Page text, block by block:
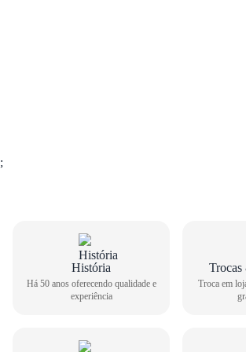
GUIA DE TAMANHOS
Tênis Infantil Kidy Masculino Luz 020-
;
História
Há 50 anos oferecendo qualidade e
experiência
Trocas
Troca em